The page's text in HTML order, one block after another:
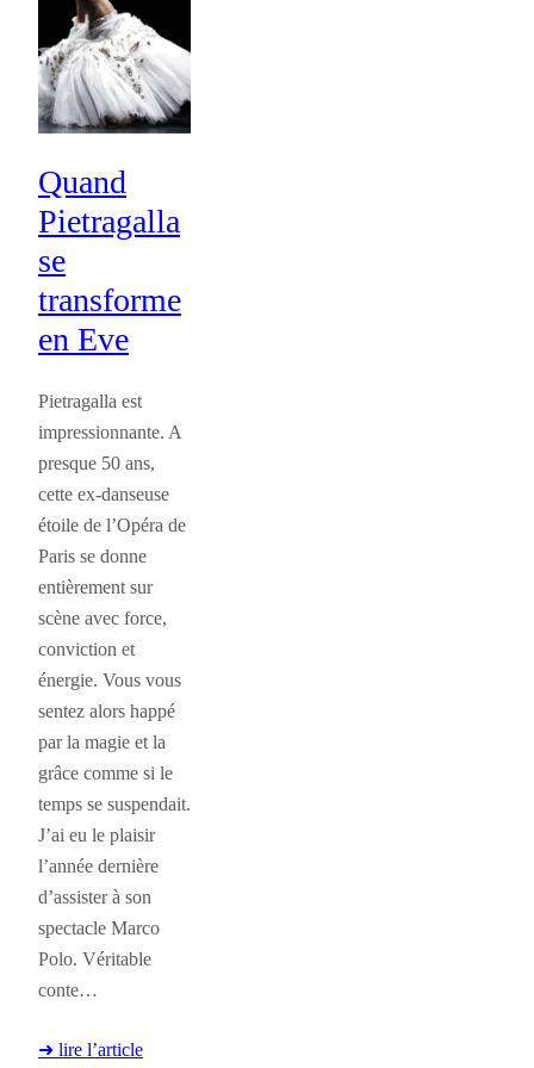
Quand
Pietragalla
se
transforme
en Eve
Pietragalla est
impressionnante. A
presque 50 ans,
cette ex-danseuse
étoile de l’Opéra de
Paris se donne
entièrement sur
scène avec force,
conviction et
énergie. Vous vous
sentez alors happé
par la magie et la
grâce comme si le
temps se suspendait.
J’ai eu le plaisir
l’année dernière
d’assister à son
spectacle Marco
Polo. Véritable
conte…
➜ lire l’article